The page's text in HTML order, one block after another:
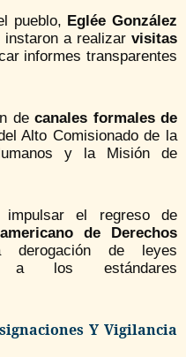
pueblo, Eglée González
a realizar visitas
informes transparentes
decanales formales de
Alto Comisionado de la
y la Misión de
impulsar el regreso de
de Derechos
de leyes
a los estándares
Y Vigilancia